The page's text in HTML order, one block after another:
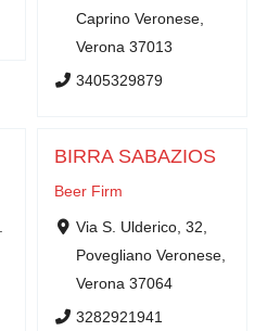
Caprino Veronese,
Verona 37013
3405329879
BIRRA SABAZIOS
Beer Firm
Via S. Ulderico, 32,
Povegliano Veronese,
Verona 37064
3282921941